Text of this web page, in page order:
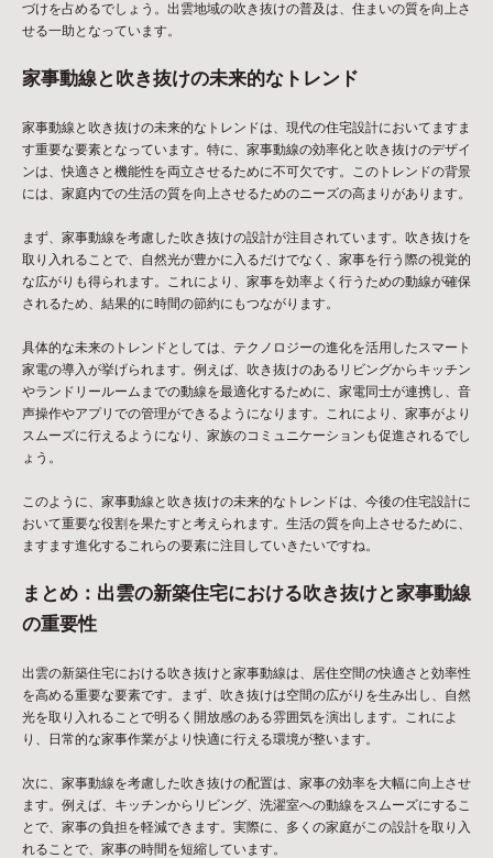
づけを占めるでしょう。出雲地域の吹き抜けの普及は、住まいの質を向上さ
せる一助となっています。
家事動線と吹き抜けの未来的なトレンド
家事動線と吹き抜けの未来的なトレンドは、現代の住宅設計においてますま
す重要な要素となっています。特に、家事動線の効率化と吹き抜けのデザイ
ンは、快適さと機能性を両立させるために不可欠です。このトレンドの背景
には、家庭内での生活の質を向上させるためのニーズの高まりがあります。
まず、家事動線を考慮した吹き抜けの設計が注目されています。吹き抜けを
取り入れることで、自然光が豊かに入るだけでなく、家事を行う際の視覚的
な広がりも得られます。これにより、家事を効率よく行うための動線が確保
されるため、結果的に時間の節約にもつながります。
具体的な未来のトレンドとしては、テクノロジーの進化を活用したスマート
家電の導入が挙げられます。例えば、吹き抜けのあるリビングからキッチン
やランドリールームまでの動線を最適化するために、家電同士が連携し、音
声操作やアプリでの管理ができるようになります。これにより、家事がより
スムーズに行えるようになり、家族のコミュニケーションも促進されるでし
ょう。
このように、家事動線と吹き抜けの未来的なトレンドは、今後の住宅設計に
おいて重要な役割を果たすと考えられます。生活の質を向上させるために、
ますます進化するこれらの要素に注目していきたいですね。
まとめ：出雲の新築住宅における吹き抜けと家事動線
の重要性
出雲の新築住宅における吹き抜けと家事動線は、居住空間の快適さと効率性
を高める重要な要素です。まず、吹き抜けは空間の広がりを生み出し、自然
光を取り入れることで明るく開放感のある雰囲気を演出します。これによ
り、日常的な家事作業がより快適に行える環境が整います。
次に、家事動線を考慮した吹き抜けの配置は、家事の効率を大幅に向上させ
ます。例えば、キッチンからリビング、洗濯室への動線をスムーズにするこ
とで、家事の負担を軽減できます。実際に、多くの家庭がこの設計を取り入
れることで、家事の時間を短縮しています。